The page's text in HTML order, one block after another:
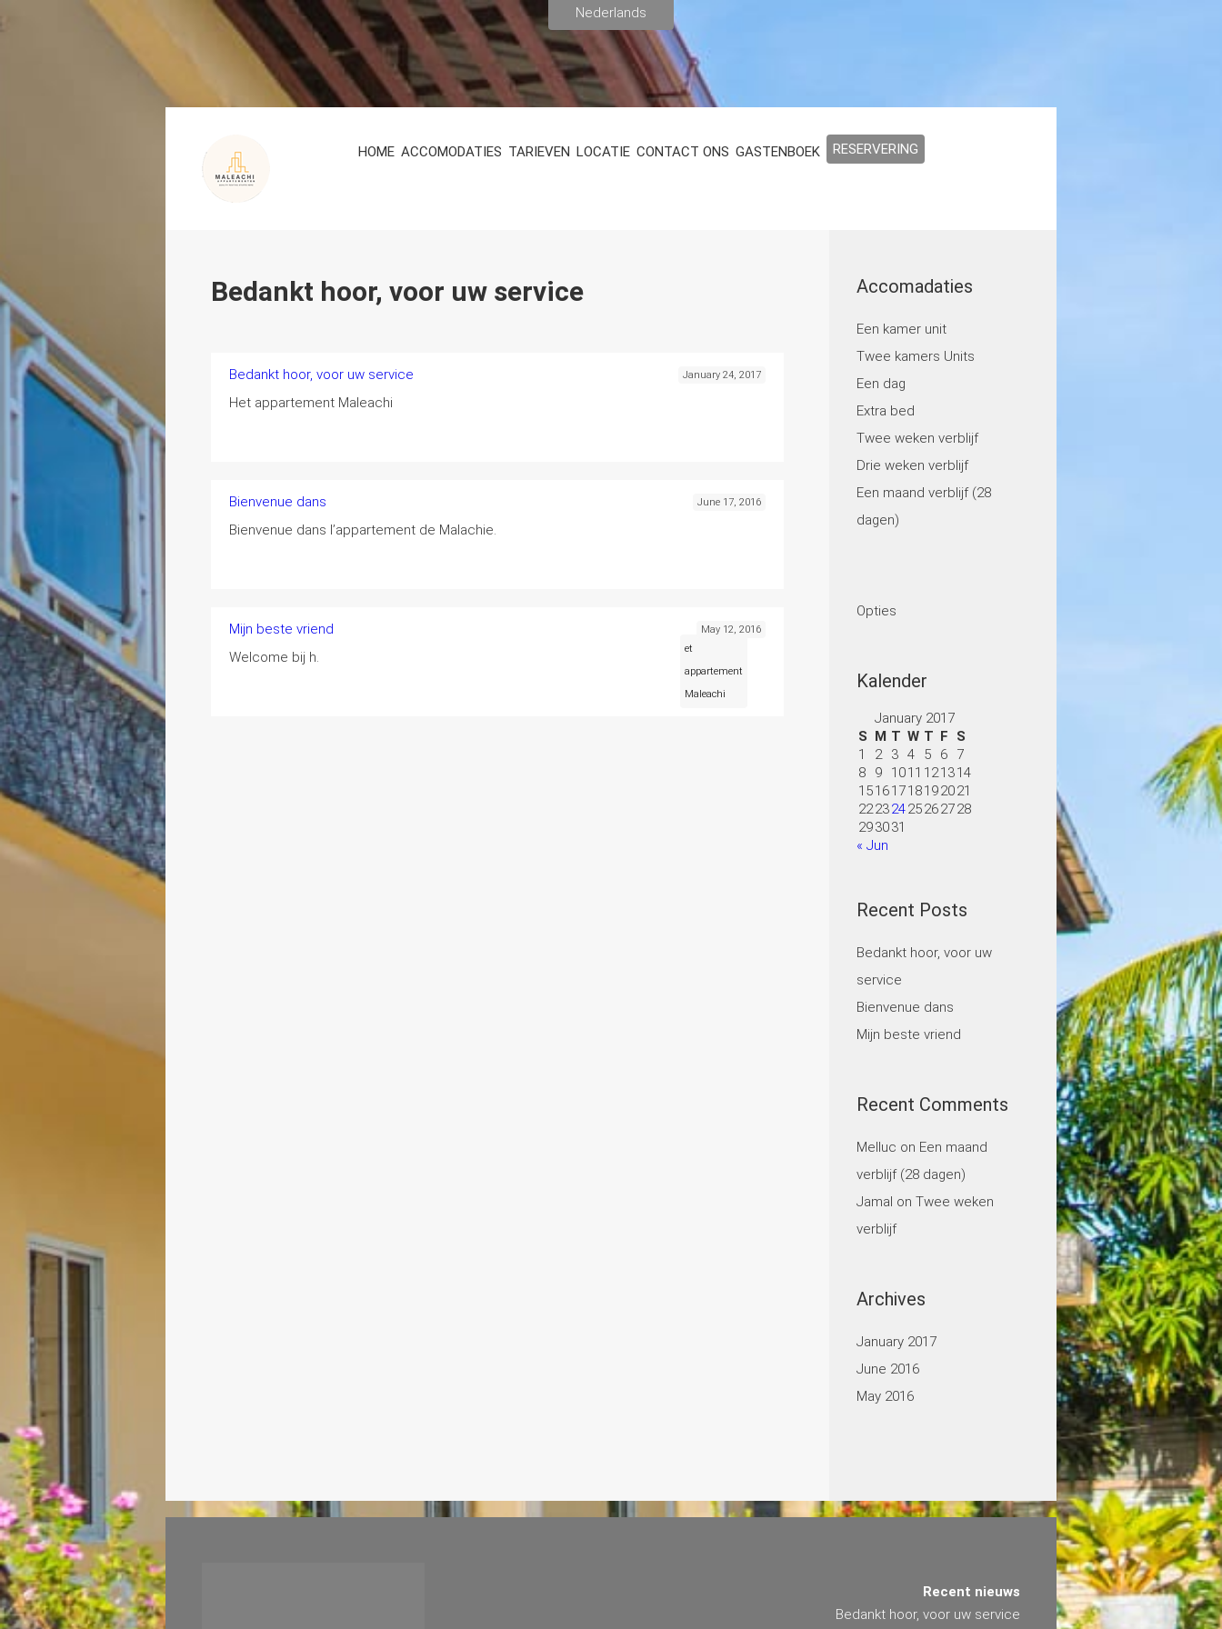
HOME ACCOMODATIES TARIEVEN LOCATIE CONTACT ONS GASTENBOEK RESERVERING
Bedankt hoor, voor uw service
Bedankt hoor, voor uw service
Het appartement Maleachi
January 24, 2017
Bienvenue dans
Bienvenue dans l’appartement de Malachie.
June 17, 2016
Mijn beste vriend
Welcome bij h
et
appartement
Maleachi
.
May 12, 2016
Accomadaties
Een kamer unit
Twee kamers Units
Een dag
Extra bed
Twee weken verblijf
Drie weken verblijf
Een maand verblijf (28
dagen)
Opties
Kalender
January 2017
S M T W T F
S
1
2 3 4 5 6
7
8
9 1011 121314
15161718192021
22232425262728
293031
« Jun
Recent Posts
Bedankt hoor, voor uw
service
Bienvenue dans
Mijn beste vriend
Recent Comments
Melluc on Een maand
verblijf (28 dagen)
Jamal on Twee weken
verblijf
Archives
January 2017
June 2016
May 2016
Recent nieuws
Bedankt hoor, voor uw service